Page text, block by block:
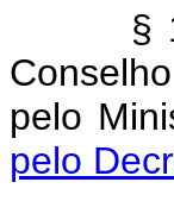
§
pelo
pelo